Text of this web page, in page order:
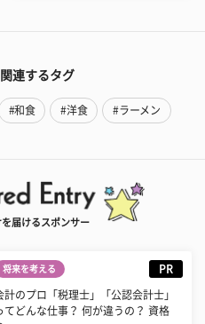
連するタグ
#和食 #洋食 #ラーメン
届けるスポンサー
将来を考える PR
計のプロ「税理士」「公認会計士」
てどんな仕事？ 何が違うの？ 資格